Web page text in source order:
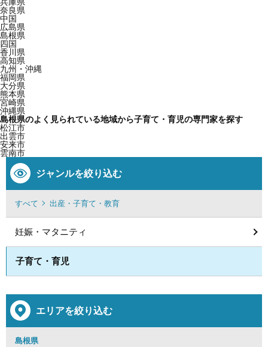
奈良県
中国
広島県
島根県
四国
香川県
高知県
九州・沖縄
福岡県
大分県
熊本県
宮崎県
沖縄県
島根県のよく見られている地域から子育て・育児の専門家を探す
松江市
出雲市
安来市
雲南市
ジャンルを絞り込む
すべて 出産・子育て・教育
妊娠・マタニティ
子育て・育児
エリアを絞り込む
島根県